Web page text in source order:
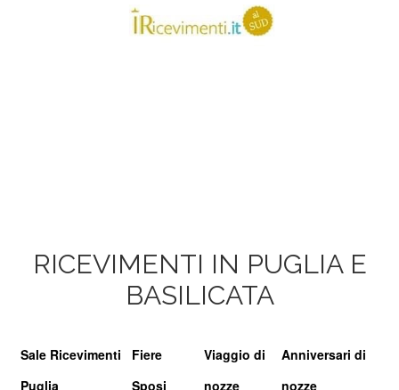
RICEVIMENTI IN PUGLIA E
BASILICATA
Sale Ricevimenti
Puglia
Fiere
Sposi
Viaggio di
nozze
Anniversari di
nozze